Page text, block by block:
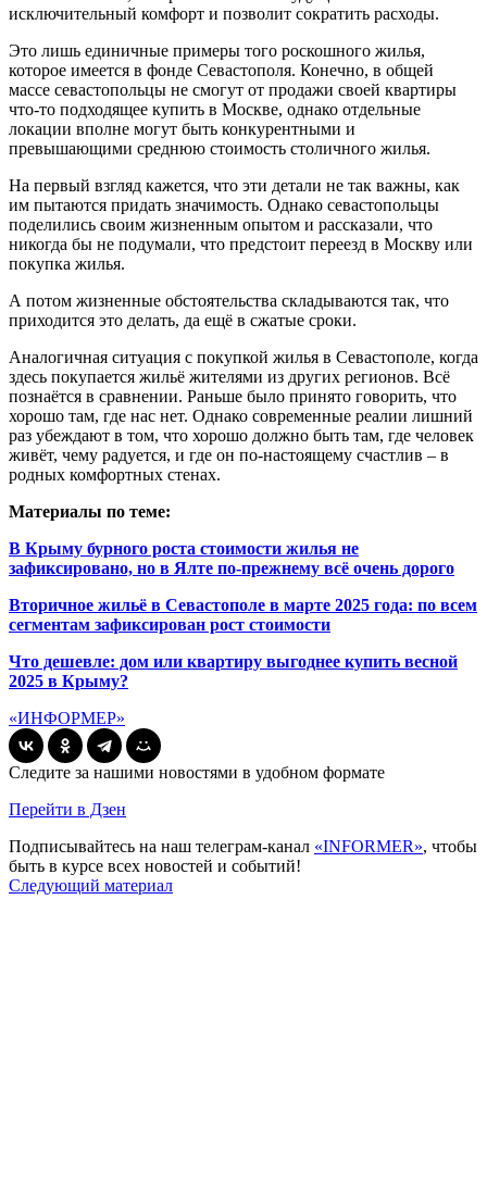
исключительный комфорт и позволит сократить расходы.
Это лишь единичные примеры того роскошного жилья,
которое имеется в фонде Севастополя. Конечно, в общей
массе севастопольцы не смогут от продажи своей квартиры
что-то подходящее купить в Москве, однако отдельные
локации вполне могут быть конкурентными и
превышающими среднюю стоимость столичного жилья.
На первый взгляд кажется, что эти детали не так важны, как
им пытаются придать значимость. Однако севастопольцы
поделились своим жизненным опытом и рассказали, что
никогда бы не подумали, что предстоит переезд в Москву или
покупка жилья.
А потом жизненные обстоятельства складываются так, что
приходится это делать, да ещё в сжатые сроки.
Аналогичная ситуация с покупкой жилья в Севастополе, когда
здесь покупается жильё жителями из других регионов. Всё
познаётся в сравнении. Раньше было принято говорить, что
хорошо там, где нас нет. Однако современные реалии лишний
раз убеждают в том, что хорошо должно быть там, где человек
живёт, чему радуется, и где он по-настоящему счастлив – в
родных комфортных стенах.
Материалы по теме:
В Крыму бурного роста стоимости жилья не
зафиксировано, но в Ялте по-прежнему всё очень дорого
Вторичное жильё в Севастополе в марте 2025 года: по всем
сегментам зафиксирован рост стоимости
Что дешевле: дом или квартиру выгоднее купить весной
2025 в Крыму?
«ИНФОРМЕР»
Следите за нашими новостями в удобном формате
Перейти в Дзен
Подписывайтесь на наш телеграм-канал «INFORMER», чтобы
быть в курсе всех новостей и событий!
Следующий материал